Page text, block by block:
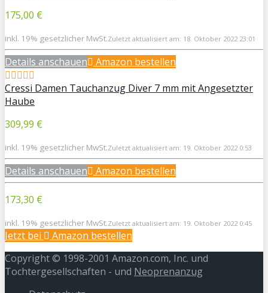
175,00 €
inkl. 19% gesetzlicher MwSt.Zuletzt aktualisiert am: 18. Oktober 2022 23:01
Details anschauen
Amazon bestellen
Cressi Damen Tauchanzug Diver 7 mm mit Angesetzter
Haube
309,99 €
inkl. 19% gesetzlicher MwSt.Zuletzt aktualisiert am: 19. Oktober 2022 0:53
Details anschauen Amazon bestellen
173,30 €
inkl. 19% gesetzlicher MwSt.Zuletzt aktualisiert am: 19. Oktober 2022 0:45
Jetzt bei
Amazon bestellen
Copyright © 1998-2001 Amazon.com, Inc. und
Tochtergesellschaften - und Neoprenanzug